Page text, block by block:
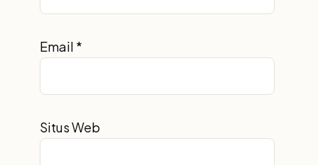
Email *
Situs Web